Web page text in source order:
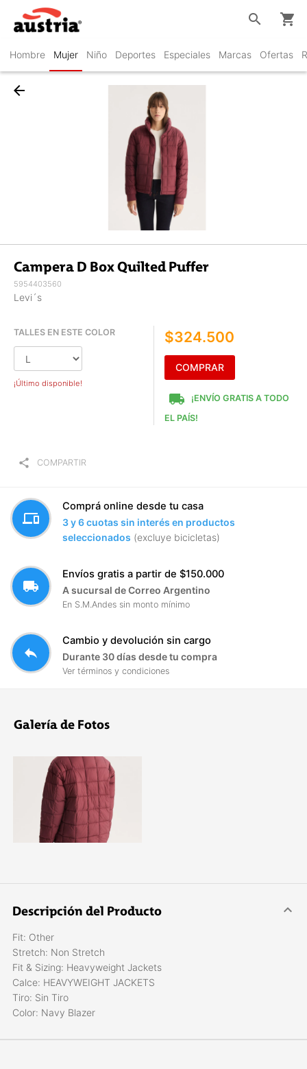
Hombre Mujer Niño Deportes Especiales Marcas Ofertas
search shopping_cart
arrow_back
Campera D Box Quilted Puffer
5954403560
Levi´s
TALLES EN ESTE COLOR
¡Último disponible!
$324.500
COMPRAR
local_shipping
¡ENVÍO GRATIS A TODO
EL PAÍS!
share COMPARTIR
devices
Comprá online desde tu casa
3 y 6 cuotas sin interés en productos
seleccionados (excluye bicicletas)
local_shipping
Envíos gratis a partir de $150.000
A sucursal de Correo Argentino
En S.M.Andes sin monto mínimo
reply
Cambio y devolución sin cargo
Durante 30 días desde tu compra
Ver términos y condiciones
Galería de Fotos
Descripción del Producto
Fit: Other
Stretch: Non Stretch
Fit & Sizing: Heavyweight Jackets
Calce: HEAVYWEIGHT JACKETS
Tiro: Sin Tiro
Color: Navy Blazer